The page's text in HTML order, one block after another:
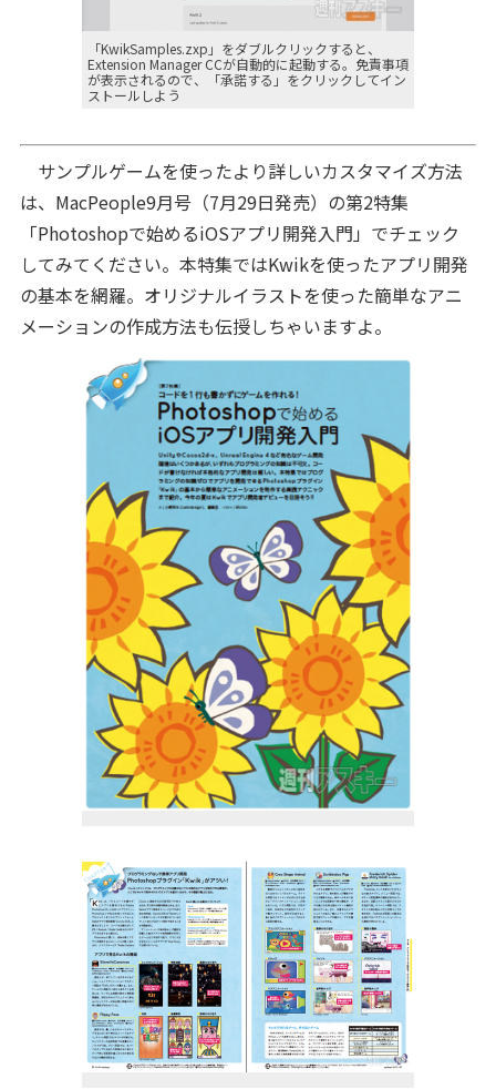
「KwikSamples.zxp」をダブルクリックすると、
Extension Manager CCが自動的に起動する。免責事項
が表示されるので、「承諾する」をクリックしてイン
ストールしよう
サンプルゲームを使ったより詳しいカスタマイズ方法
は、MacPeople9月号（7月29日発売）の第2特集
「Photoshopで始めるiOSアプリ開発入門」でチェック
してみてください。本特集ではKwikを使ったアプリ開発
の基本を網羅。オリジナルイラストを使った簡単なアニ
メーションの作成方法も伝授しちゃいますよ。